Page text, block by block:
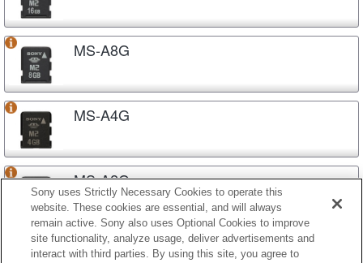
MS-A8G
MS-A4G
MS-A2G
MS-A1G
Sony uses Strictly Necessary Cookies to operate this
website. These cookies are essential, and will always
remain active. Sony also uses Optional Cookies to improve
site functionality, analyze usage, deliver advertisements and
interact with third parties. By using this site, you agree to